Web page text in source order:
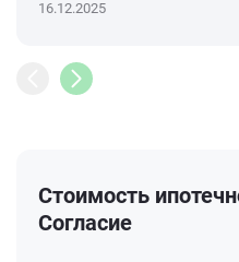
16.12.2025
Стоимость
Cогласие